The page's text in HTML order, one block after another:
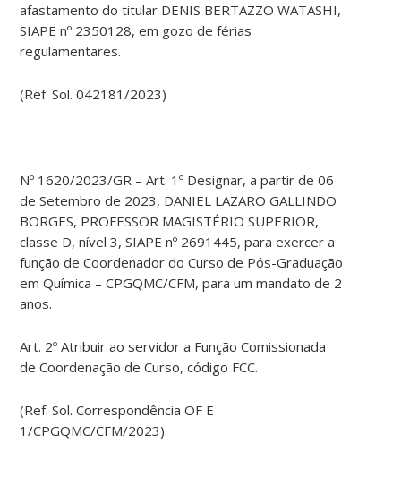
afastamento do titular DENIS BERTAZZO WATASHI,
SIAPE nº 2350128, em gozo de férias
regulamentares.
(Ref. Sol. 042181/2023)
Nº 1620/2023/GR – Art. 1º Designar, a partir de 06
de Setembro de 2023, DANIEL LAZARO GALLINDO
BORGES, PROFESSOR MAGISTÉRIO SUPERIOR,
classe D, nível 3, SIAPE nº 2691445, para exercer a
função de Coordenador do Curso de Pós-Graduação
em Química – CPGQMC/CFM, para um mandato de 2
anos.
Art. 2º Atribuir ao servidor a Função Comissionada
de Coordenação de Curso, código FCC.
(Ref. Sol. Correspondência OF E
1/CPGQMC/CFM/2023)